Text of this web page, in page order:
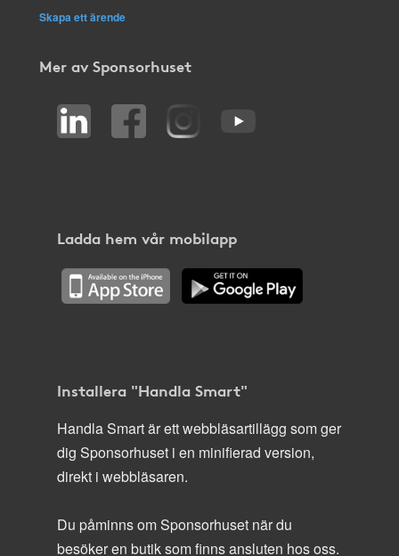
Skapa ett ärende
Mer av Sponsorhuset
Ladda hem vår mobilapp
Installera "Handla Smart"
Handla Smart är ett webbläsartillägg som ger
dig Sponsorhuset i en minifierad version,
direkt i webbläsaren.
Du påminns om Sponsorhuset när du
besöker en butik som finns ansluten hos oss.